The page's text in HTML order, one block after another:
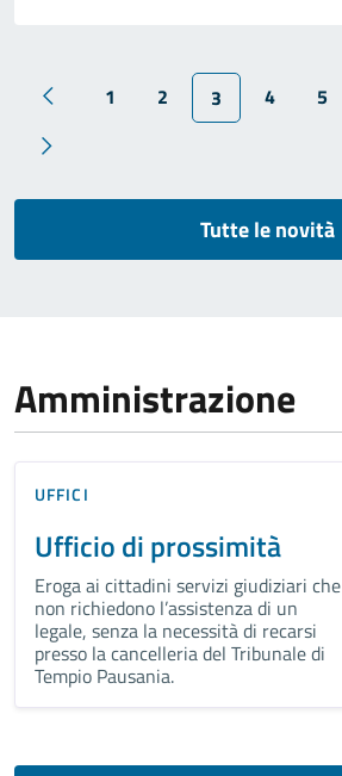
1 2 3 4 5
Tutte le novità
Amministrazione
UFFICI
Ufficio di prossimità
Eroga ai cittadini servizi giudiziari che
non richiedono l’assistenza di un
legale, senza la necessità di recarsi
presso la cancelleria del Tribunale di
Tempio Pausania.